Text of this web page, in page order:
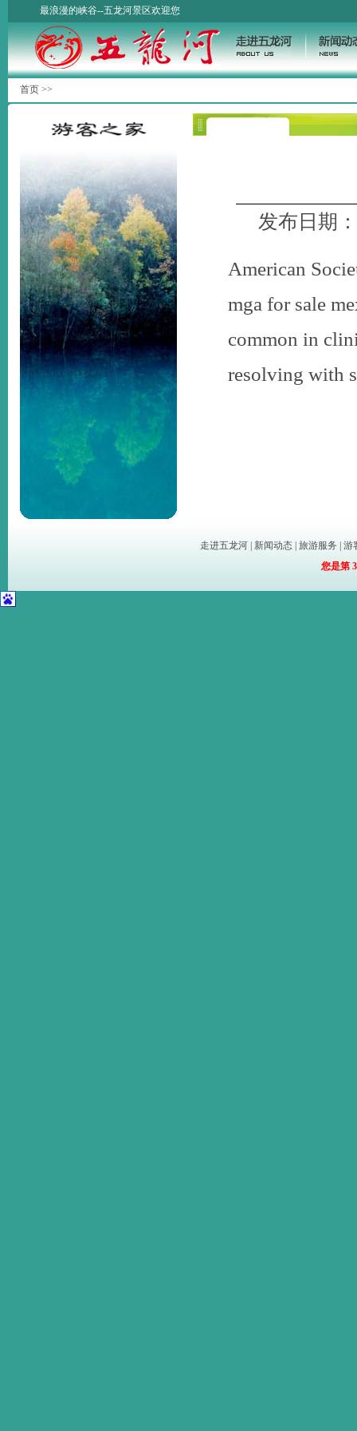
最浪漫的峡谷--五龙河景区欢迎您
首页 >>
发布日期
American
mga for sale
common in
resolving with
走进五龙河 新闻动态 旅游服务
游
您是第